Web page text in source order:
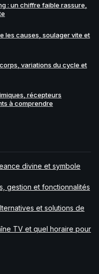
: un chiffre faible rassure,
les causes, soulager vite et
variations du cycle et
récepteurs
à comprendre
divine et symbole
gestion et fonctionnalités
et solutions de
TV et quel horaire pour